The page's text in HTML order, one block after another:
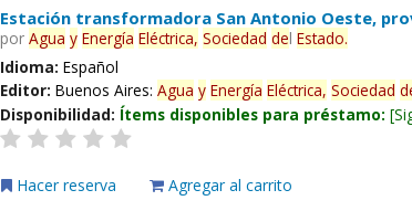
Estación transformadora San Antonio Oeste,
porAgua y Energía Eléctrica, Sociedad delEstado.
Idioma:Español
Editor:Buenos Aires:Agua y Energía Eléctrica, Sociedad
Disponibilidad: Ítems disponibles para préstamo:
Hacer reserva Agregar al carrito